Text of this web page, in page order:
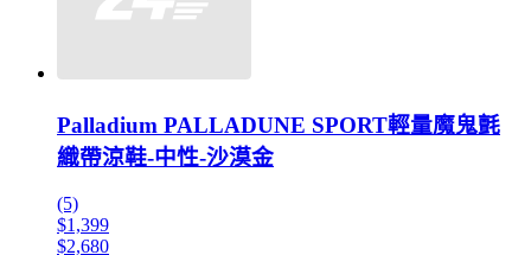
Palladium PALLADUNE SPORT輕量魔鬼氈
織帶涼鞋-中性-沙漠金
(5)
$1,399
$2,680